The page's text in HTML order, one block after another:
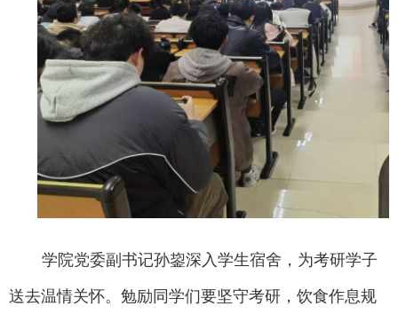
学院党委副书记孙鋆深入学生宿舍，为考研学子
送去温情关怀。勉励同学们要坚守考研，饮食作息规